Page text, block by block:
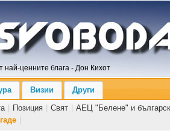
ценните блага - Дон Кихот
Визии
Други
Позиция Свят
АЕЦ "Белене" и